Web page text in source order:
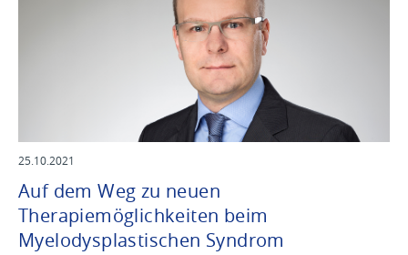
25.10.2021
Auf dem Weg zu neuen
Therapiemöglichkeiten beim
Myelodysplastischen Syndrom